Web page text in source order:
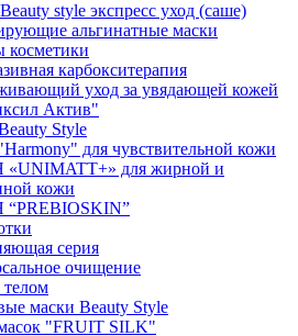
style экспресс уход (саше)
альгинатные маски
косметики
карбокситерапия
уход за увядающей кожей
Актив"
Style
для чувствительной кожи
для жирной и
кожи
серия
очищение
телом
маски Beauty Style
"FRUIT SILK"